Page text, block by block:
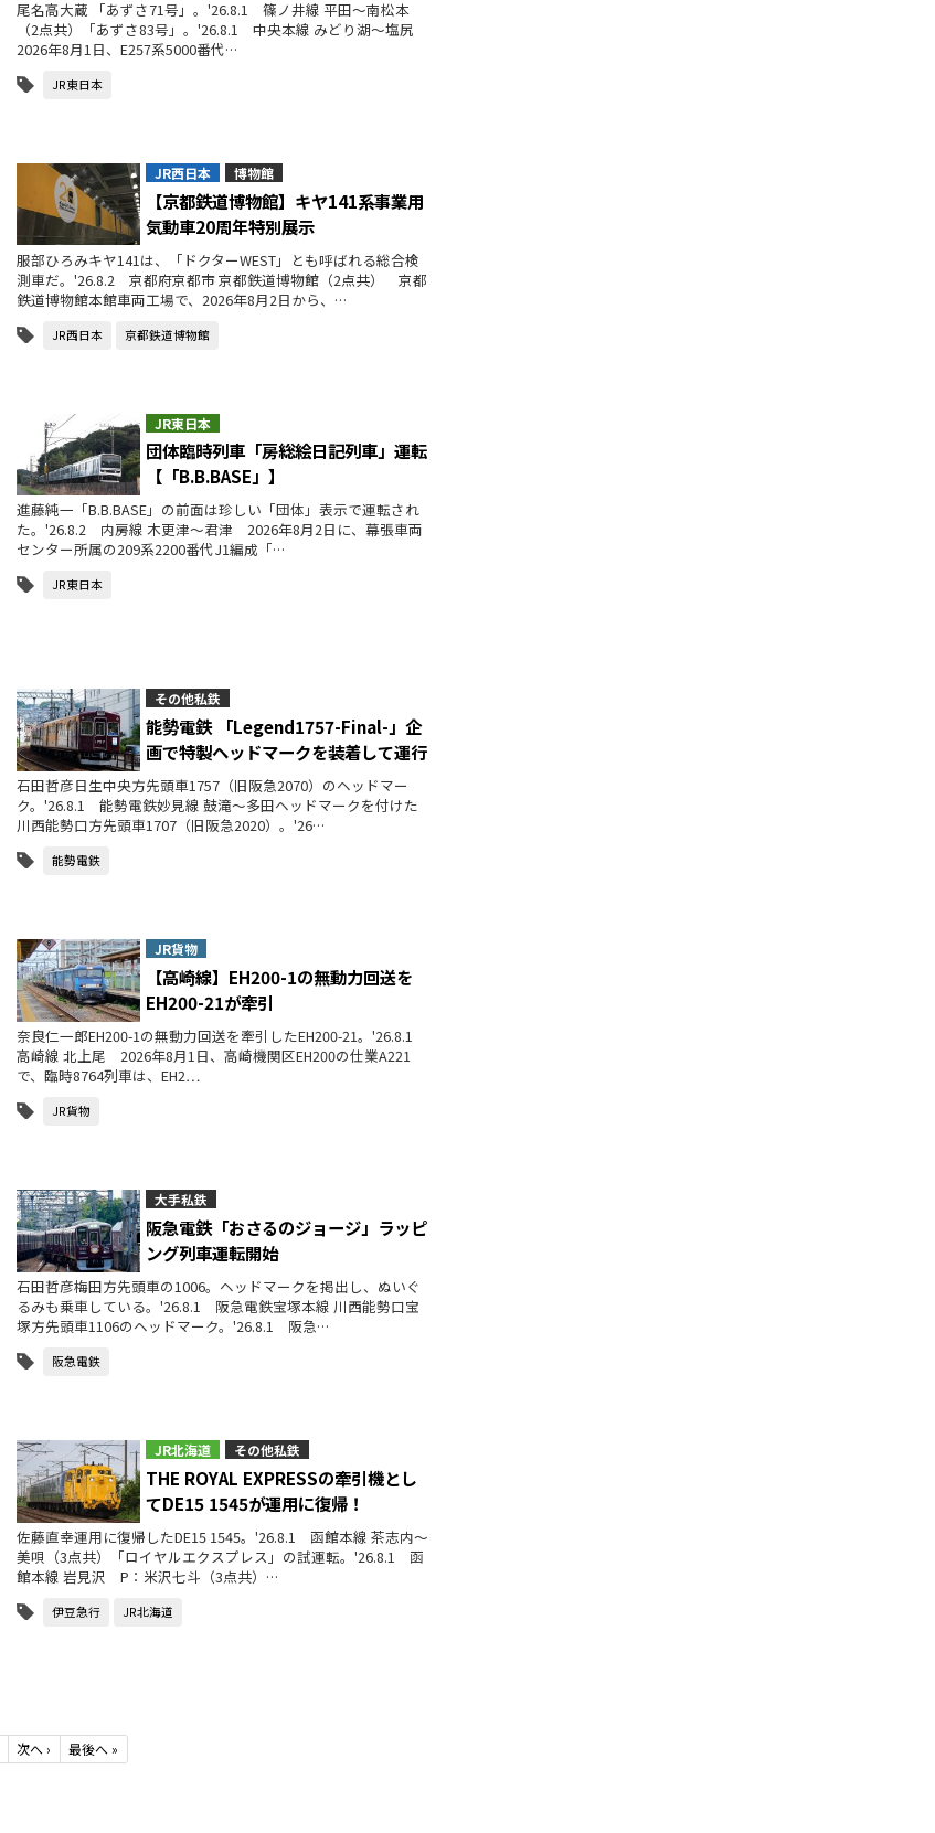
尾名高大蔵 「あずさ71号」。'26.8.1 篠ノ井線 平田～南松本
（2点共）「あずさ83号」。'26.8.1 中央本線 みどり湖～塩尻
2026年8月1日、E257系5000番代…
JR東日本
JR西日本 博物館
【京都鉄道博物館】キヤ141系事業用
気動車20周年特別展示
服部ひろみキヤ141は、「ドクターWEST」とも呼ばれる総合検
測車だ。'26.8.2 京都府京都市 京都鉄道博物館（2点共） 京都
鉄道博物館本館車両工場で、2026年8月2日から、…
JR西日本 京都鉄道博物館
JR東日本
団体臨時列車「房総絵日記列車」運転
【「B.B.BASE」】
進藤純一「B.B.BASE」の前面は珍しい「団体」表示で運転され
た。'26.8.2 内房線 木更津～君津 2026年8月2日に、幕張車両
センター所属の209系2200番代J1編成「…
JR東日本
その他私鉄
能勢電鉄 「Legend1757-Final-」企
画で特製ヘッドマークを装着して運行
石田哲彦日生中央方先頭車1757（旧阪急2070）のヘッドマー
ク。'26.8.1 能勢電鉄妙見線 鼓滝～多田ヘッドマークを付けた
川西能勢口方先頭車1707（旧阪急2020）。'26…
能勢電鉄
JR貨物
【高崎線】EH200-1の無動力回送を
EH200-21が牽引
奈良仁一郎EH200-1の無動力回送を牽引したEH200-21。'26.8.1
高崎線 北上尾 2026年8月1日、高崎機関区EH200の仕業A221
で、臨時8764列車は、EH2…
JR貨物
大手私鉄
阪急電鉄「おさるのジョージ」ラッピ
ング列車運転開始
石田哲彦梅田方先頭車の1006。ヘッドマークを掲出し、ぬいぐ
るみも乗車している。'26.8.1 阪急電鉄宝塚本線 川西能勢口宝
塚方先頭車1106のヘッドマーク。'26.8.1 阪急…
阪急電鉄
JR北海道 その他私鉄
THE ROYAL EXPRESSの牽引機とし
てDE15 1545が運用に復帰！
佐藤直幸運用に復帰したDE15 1545。'26.8.1 函館本線 茶志内〜
美唄（3点共）「ロイヤルエクスプレス」の試運転。'26.8.1 函
館本線 岩見沢 P：米沢七斗（3点共）…
伊豆急行 JR北海道
次へ › 最後へ »